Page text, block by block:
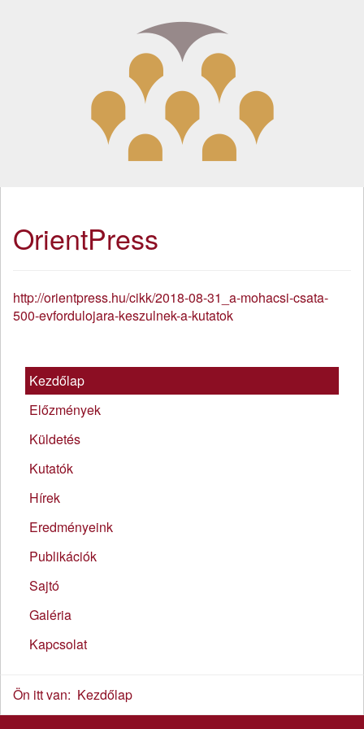
OrientPress
http://orientpress.hu/cikk/2018-08-31_a-mohacsi-csata-
500-evfordulojara-keszulnek-a-kutatok
Kezdőlap
Előzmények
Küldetés
Kutatók
Hírek
Eredményeink
Publikációk
Sajtó
Galéria
Kapcsolat
Ön itt van: Kezdőlap